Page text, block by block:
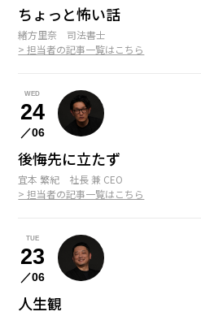
ちょっと怖い話
緒方里奈 司法書士
> 担当者の記事一覧はこちら
WED
24
／06
後悔先に立たず
宜本 繁紀 社長 兼 CEO
> 担当者の記事一覧はこちら
TUE
23
／06
人生観